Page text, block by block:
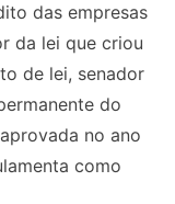
das empresas
da lei que criou
de lei, senador
do
no ano
como